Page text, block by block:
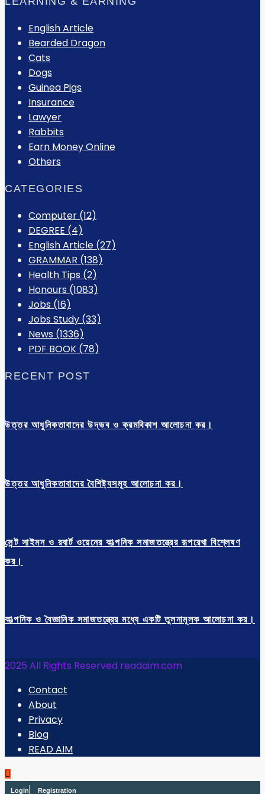
English Article
Bearded Dragon
Cats
Dogs
Guinea Pigs
Insurance
Lawyer
Rabbits
Earn Money Online
Others
CATEGORIES
Computer (12)
DEGREE (4)
English Article (27)
GRAMMAR (138)
Health Tips (2)
Honours (1083)
Jobs (16)
Jobs Study (33)
News (1336)
PDF BOOK (78)
RECENT POST
উত্তর আধুনিকতাবাদের উদ্ভব ও ক্রমবিকাশ আলোচনা কর।
উত্তর আধুনিকতাবাদের বৈশিষ্ট্যসমূহ আলোচনা কর।
সেন্ট সাইমন ও রবার্ট ওয়েনের কাল্পনিক সমাজতন্ত্রের রূপরেখা বিশ্লেষণ
কর।
কাল্পনিক ও বৈজ্ঞানিক সমাজতন্ত্রের মধ্যে একটি তুলনামূলক আলোচনা কর।
2025 All Rights Reserved readaim.com
Contact
About
Privacy
Blog
READ AIM
Login Registration